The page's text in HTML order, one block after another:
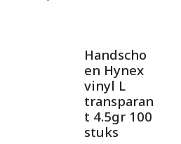
Handscho
en Hynex
vinyl L
transparan
t 4.5gr 100
stuks